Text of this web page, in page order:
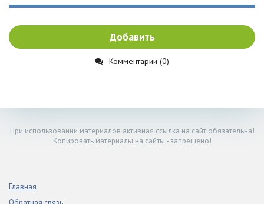
Добавить
Комментарии (0)
При использовании материалов активная ссылка на сайт обязательна!
Копировать материалы на сайты - запрещено!
Главная